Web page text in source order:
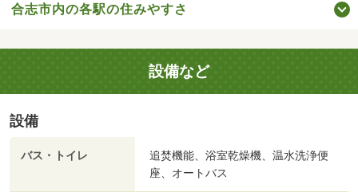
合志市内の各駅の住みやすさ
設備など
設備
バス・トイレ
追焚機能、浴室乾燥機、温水洗浄便
座、オートバス